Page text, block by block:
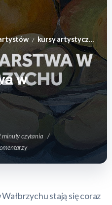
/ kursy artystyczne
w
minuty czytania
stają się coraz